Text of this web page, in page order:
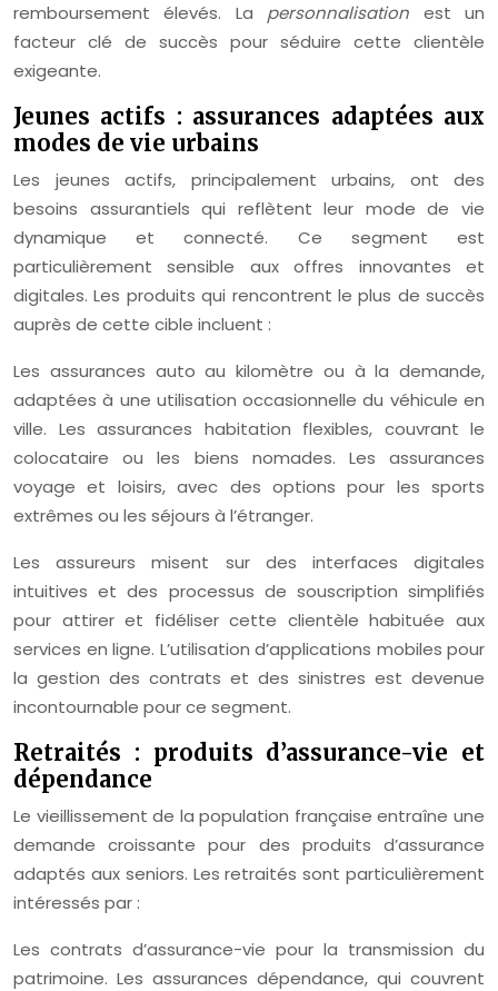
remboursement élevés. La personnalisation est un
facteur clé de succès pour séduire cette clientèle
exigeante.
Jeunes actifs : assurances adaptées aux
modes de vie urbains
Les jeunes actifs, principalement urbains, ont des
besoins assurantiels qui reflètent leur mode de vie
dynamique et connecté. Ce segment est
particulièrement sensible aux offres innovantes et
digitales. Les produits qui rencontrent le plus de succès
auprès de cette cible incluent :
Les assurances auto au kilomètre ou à la demande,
adaptées à une utilisation occasionnelle du véhicule en
ville. Les assurances habitation flexibles, couvrant le
colocataire ou les biens nomades. Les assurances
voyage et loisirs, avec des options pour les sports
extrêmes ou les séjours à l’étranger.
Les assureurs misent sur des interfaces digitales
intuitives et des processus de souscription simplifiés
pour attirer et fidéliser cette clientèle habituée aux
services en ligne. L’utilisation d’applications mobiles pour
la gestion des contrats et des sinistres est devenue
incontournable pour ce segment.
Retraités : produits d’assurance-vie et
dépendance
Le vieillissement de la population française entraîne une
demande croissante pour des produits d’assurance
adaptés aux seniors. Les retraités sont particulièrement
intéressés par :
Les contrats d’assurance-vie pour la transmission du
patrimoine. Les assurances dépendance, qui couvrent